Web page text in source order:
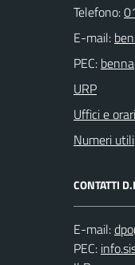
Telefono:
E-mail:
PEC:
URP
Uffici e orari
Numeri utili
CONTATTI
E-mail:
PEC: